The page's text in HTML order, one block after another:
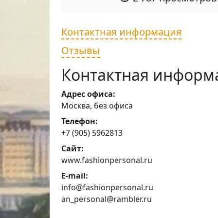
Контактная информация
Отзывы
Контактная
Адрес офиса:
Москва, без офиса
Телефон:
+7 (905) 5962813
Сайт:
www.fashionpersonal.ru
E-mail:
info@fashionpersonal.ru
an_personal@rambler.ru